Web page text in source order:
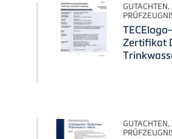
GUTACHTEN,
Zertifikat
GUTACHTEN,